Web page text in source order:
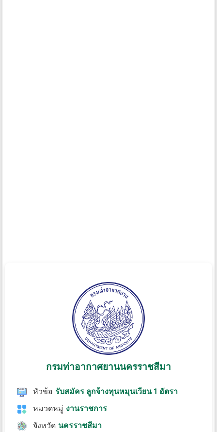
กรมท่าอากาศยานนครราชสีมา
หัวข้อ รับสมัคร ลูกจ้างทุนหมุนเวียน 1 อัตรา
หมวดหมู่ งานราชการ
จังหวัด นครราชสีมา